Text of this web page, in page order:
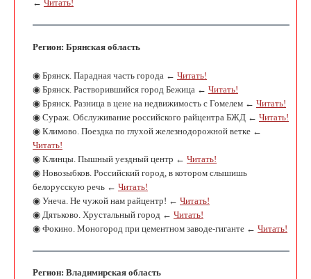
← Читать!
Регион: Брянская область
◉ Брянск. Парадная часть города ← Читать!
◉ Брянск. Растворившийся город Бежица ← Читать!
◉ Брянск. Разница в цене на недвижимость с Гомелем ← Читать!
◉ Сураж. Обслуживание российского райцентра БЖД ← Читать!
◉ Климово. Поездка по глухой железнодорожной ветке ←
Читать!
◉ Клинцы. Пышный уездный центр ← Читать!
◉ Новозыбков. Российский город, в котором слышишь
белорусскую речь ← Читать!
◉ Унеча. Не чужой нам райцентр! ← Читать!
◉ Дятьково. Хрустальный город ← Читать!
◉ Фокино. Моногород при цементном заводе-гиганте ← Читать!
Регион: Владимирская область